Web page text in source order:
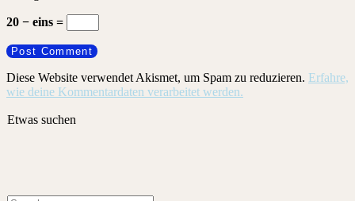
20 − eins =
Diese Website verwendet Akismet, um Spam zu reduzieren. Erfahre,
wie deine Kommentardaten verarbeitet werden.
Etwas suchen